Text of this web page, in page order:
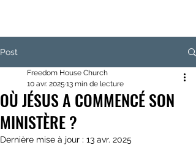
Post
OÙ JÉSUS A COMMENCÉ SON
MINISTÈRE ?
Freedom House Church
10 avr. 2025 13 min de lecture
Dernière mise à jour : 13 avr. 2025